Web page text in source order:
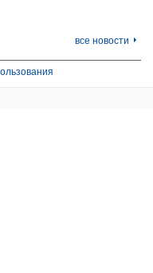
все новости